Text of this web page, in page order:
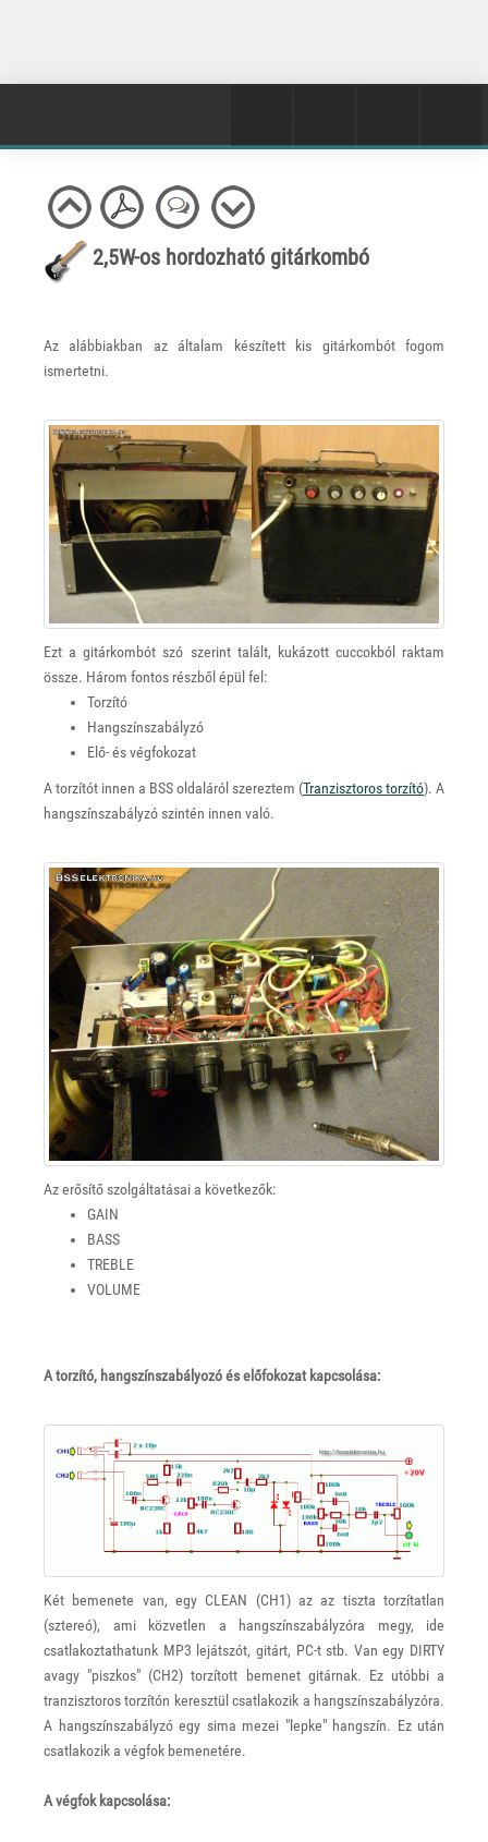
2,5W-os hordozható gitárkombó
Az alábbiakban az általam készített kis gitárkombót fogom
ismertetni.
Ezt a gitárkombót szó szerint talált, kukázott cuccokból raktam
össze. Három fontos részből épül fel:
Torzító
Hangszínszabályzó
Elő- és végfokozat
A torzítót innen a BSS oldaláról szereztem (Tranzisztoros torzító). A
hangszínszabályzó szintén innen való.
Az erősítő szolgáltatásai a következők:
GAIN
BASS
TREBLE
VOLUME
A torzító, hangszínszabályozó és előfokozat kapcsolása:
Két bemenete van, egy CLEAN (CH1) az az tiszta torzítatlan
(sztereó), ami közvetlen a hangszínszabályzóra megy, ide
csatlakoztathatunk MP3 lejátszót, gitárt, PC-t stb. Van egy DIRTY
avagy "piszkos" (CH2) torzított bemenet gitárnak. Ez utóbbi a
tranzisztoros torzítón keresztül csatlakozik a hangszínszabályzóra.
A hangszínszabályzó egy sima mezei "lepke" hangszín. Ez után
csatlakozik a végfok bemenetére.
A végfok kapcsolása: